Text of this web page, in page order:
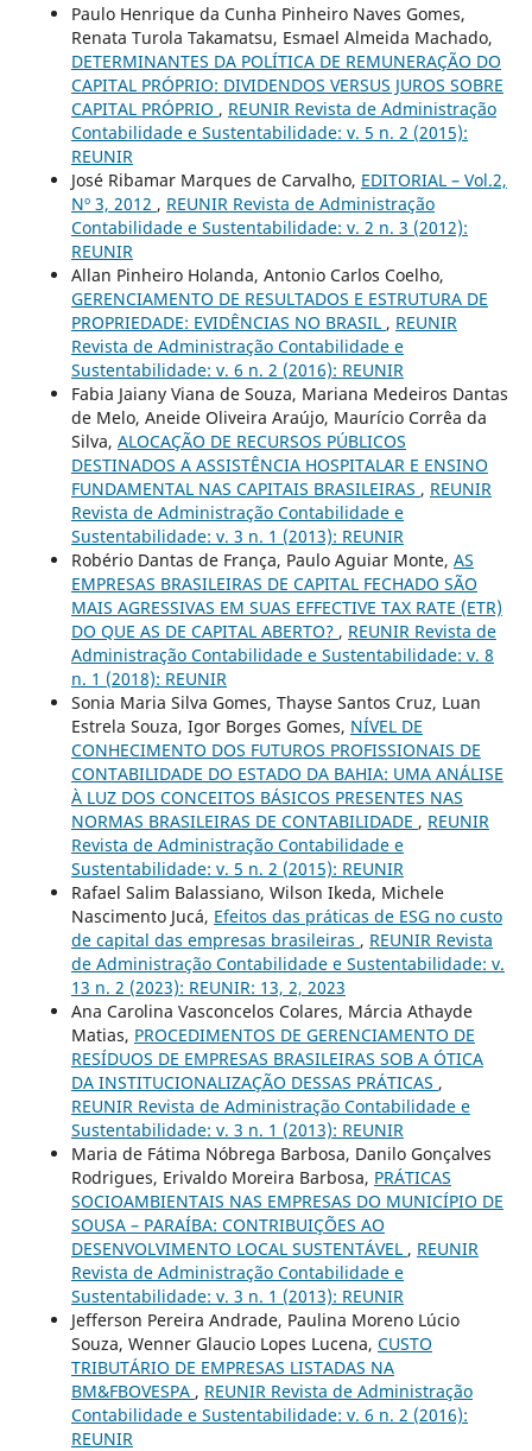
Paulo Henrique da Cunha Pinheiro Naves Gomes,
Renata Turola Takamatsu, Esmael Almeida Machado,
DETERMINANTES DA POLÍTICA DE REMUNERAÇÃO DO
CAPITAL PRÓPRIO: DIVIDENDOS VERSUS JUROS SOBRE
CAPITAL PRÓPRIO , REUNIR Revista de Administração
Contabilidade e Sustentabilidade: v. 5 n. 2 (2015):
REUNIR
José Ribamar Marques de Carvalho, EDITORIAL – Vol.2,
Nº 3, 2012 , REUNIR Revista de Administração
Contabilidade e Sustentabilidade: v. 2 n. 3 (2012):
REUNIR
Allan Pinheiro Holanda, Antonio Carlos Coelho,
GERENCIAMENTO DE RESULTADOS E ESTRUTURA DE
PROPRIEDADE: EVIDÊNCIAS NO BRASIL , REUNIR
Revista de Administração Contabilidade e
Sustentabilidade: v. 6 n. 2 (2016): REUNIR
Fabia Jaiany Viana de Souza, Mariana Medeiros Dantas
de Melo, Aneide Oliveira Araújo, Maurício Corrêa da
Silva, ALOCAÇÃO DE RECURSOS PÚBLICOS
DESTINADOS A ASSISTÊNCIA HOSPITALAR E ENSINO
FUNDAMENTAL NAS CAPITAIS BRASILEIRAS , REUNIR
Revista de Administração Contabilidade e
Sustentabilidade: v. 3 n. 1 (2013): REUNIR
Robério Dantas de França, Paulo Aguiar Monte, AS
EMPRESAS BRASILEIRAS DE CAPITAL FECHADO SÃO
MAIS AGRESSIVAS EM SUAS EFFECTIVE TAX RATE (ETR)
DO QUE AS DE CAPITAL ABERTO? , REUNIR Revista de
Administração Contabilidade e Sustentabilidade: v. 8
n. 1 (2018): REUNIR
Sonia Maria Silva Gomes, Thayse Santos Cruz, Luan
Estrela Souza, Igor Borges Gomes, NÍVEL DE
CONHECIMENTO DOS FUTUROS PROFISSIONAIS DE
CONTABILIDADE DO ESTADO DA BAHIA: UMA ANÁLISE
À LUZ DOS CONCEITOS BÁSICOS PRESENTES NAS
NORMAS BRASILEIRAS DE CONTABILIDADE , REUNIR
Revista de Administração Contabilidade e
Sustentabilidade: v. 5 n. 2 (2015): REUNIR
Rafael Salim Balassiano, Wilson Ikeda, Michele
Nascimento Jucá, Efeitos das práticas de ESG no custo
de capital das empresas brasileiras , REUNIR Revista
de Administração Contabilidade e Sustentabilidade: v.
13 n. 2 (2023): REUNIR: 13, 2, 2023
Ana Carolina Vasconcelos Colares, Márcia Athayde
Matias, PROCEDIMENTOS DE GERENCIAMENTO DE
RESÍDUOS DE EMPRESAS BRASILEIRAS SOB A ÓTICA
DA INSTITUCIONALIZAÇÃO DESSAS PRÁTICAS ,
REUNIR Revista de Administração Contabilidade e
Sustentabilidade: v. 3 n. 1 (2013): REUNIR
Maria de Fátima Nóbrega Barbosa, Danilo Gonçalves
Rodrigues, Erivaldo Moreira Barbosa, PRÁTICAS
SOCIOAMBIENTAIS NAS EMPRESAS DO MUNICÍPIO DE
SOUSA – PARAÍBA: CONTRIBUIÇÕES AO
DESENVOLVIMENTO LOCAL SUSTENTÁVEL , REUNIR
Revista de Administração Contabilidade e
Sustentabilidade: v. 3 n. 1 (2013): REUNIR
Jefferson Pereira Andrade, Paulina Moreno Lúcio
Souza, Wenner Glaucio Lopes Lucena, CUSTO
TRIBUTÁRIO DE EMPRESAS LISTADAS NA
BM&FBOVESPA , REUNIR Revista de Administração
Contabilidade e Sustentabilidade: v. 6 n. 2 (2016):
REUNIR